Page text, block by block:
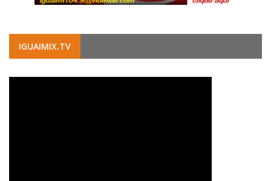
IGUAIMIX.TV